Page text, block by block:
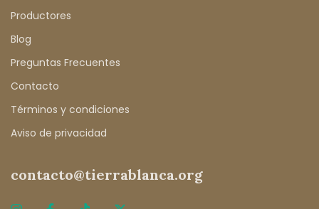
Productores
Blog
Preguntas Frecuentes
Contacto
Términos y condiciones
Aviso de privacidad
contacto@tierrablanca.org